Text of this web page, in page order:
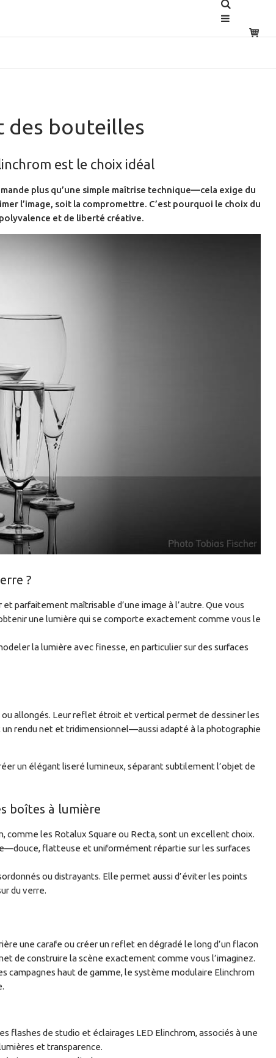
des bouteilles
est le choix idéal
plus qu’une simple maîtrise technique—cela exige du
l’image, soit la compromettre. C’est pourquoi le choix du
et de liberté créative.
?
parfaitement maîtrisable d’une image à l’autre. Que vous
une lumière qui se comporte exactement comme vous le
la lumière avec finesse, en particulier sur des surfaces
allongés. Leur reflet étroit et vertical permet de dessiner les
rendu net et tridimensionnel—aussi adapté à la photographie
un élégant liseré lumineux, séparant subtilement l’objet de
boîtes à lumière
comme les Rotalux Square ou Recta, sont un excellent choix.
flatteuse et uniformément répartie sur les surfaces
ou distrayants. Elle permet aussi d’éviter les points
du verre.
une carafe ou créer un reflet en dégradé le long d’un flacon
de construire la scène exactement comme vous l’imaginez.
campagnes haut de gamme, le système modulaire Elinchrom
flashes de studio et éclairages LED Elinchrom, associés à une
et transparence.